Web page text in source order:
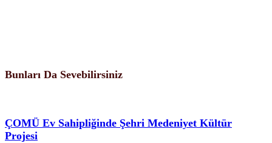
Bunları Da Sevebilirsiniz
ÇOMÜ Ev Sahipliğinde Şehri Medeniyet Kültür
Projesi